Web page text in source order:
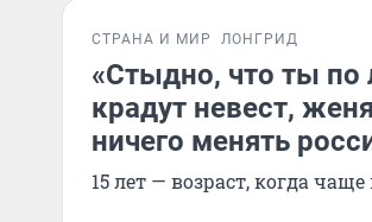
СТРАНА И МИР ЛОНГРИД
«Стыдно, что ты
крадут невест,
ничего менять
15 лет — возраст, когда